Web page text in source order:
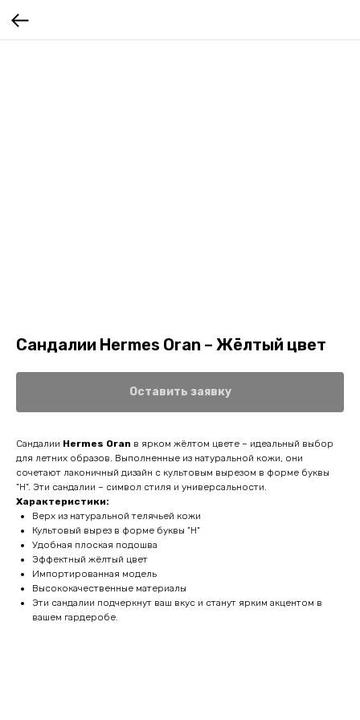
Сандалии Hermes Oran – Жёлтый цвет
Оставить заявку
Сандалии Hermes Oran в ярком жёлтом цвете – идеальный выбор
для летних образов. Выполненные из натуральной кожи, они
сочетают лаконичный дизайн с культовым вырезом в форме буквы
"H". Эти сандалии – символ стиля и универсальности.
Характеристики:
Верх из натуральной телячьей кожи
Культовый вырез в форме буквы "H"
Удобная плоская подошва
Эффектный жёлтый цвет
Импортированная модель
Высококачественные материалы
Эти сандалии подчеркнут ваш вкус и станут ярким акцентом в
вашем гардеробе.